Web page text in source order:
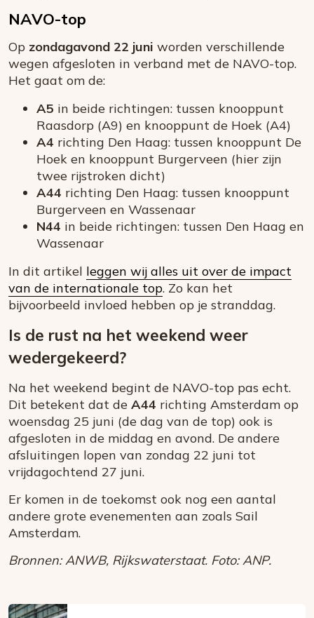
NAVO-top
Op zondagavond 22 juni worden verschillende
wegen afgesloten in verband met de NAVO-top.
Het gaat om de:
A5 in beide richtingen: tussen knooppunt
Raasdorp (A9) en knooppunt de Hoek (A4)
A4 richting Den Haag: tussen knooppunt De
Hoek en knooppunt Burgerveen (hier zijn
twee rijstroken dicht)
A44 richting Den Haag: tussen knooppunt
Burgerveen en Wassenaar
N44 in beide richtingen: tussen Den Haag en
Wassenaar
In dit artikel leggen wij alles uit over de impact
van de internationale top. Zo kan het
bijvoorbeeld invloed hebben op je stranddag.
Is de rust na het weekend weer
wedergekeerd?
Na het weekend begint de NAVO-top pas echt.
Dit betekent dat de A44 richting Amsterdam op
woensdag 25 juni (de dag van de top) ook is
afgesloten in de middag en avond. De andere
afsluitingen lopen van zondag 22 juni tot
vrijdagochtend 27 juni.
Er komen in de toekomst ook nog een aantal
andere grote evenementen aan zoals Sail
Amsterdam.
Bronnen: ANWB, Rijkswaterstaat. Foto: ANP.